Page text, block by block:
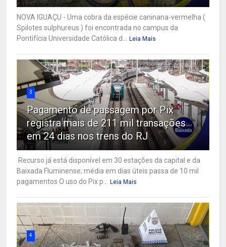
NOVA IGUAÇU - Uma cobra da espécie caninana-vermelha (
Spilotes sulphureus ) foi encontrada no campus da
Pontifícia Universidade Católica d... Leia Mais
3
Pagamento de passagem por Pix
registra mais de 211 mil transações
em 24 dias nos trens do RJ
Recurso já está disponível em 30 estações da capital e da
Baixada Fluminense; média em dias úteis passa de 10 mil
pagamentos O uso do Pix p... Leia Mais
4